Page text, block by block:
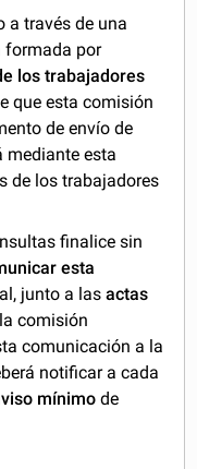
a través de una
formada por
los trabajadores
que esta comisión
de envío de
mediante esta
de los trabajadores
finalice sin
esta
junto a lasactas
comisión
comunicación a la
notificar a cada
mínimo de